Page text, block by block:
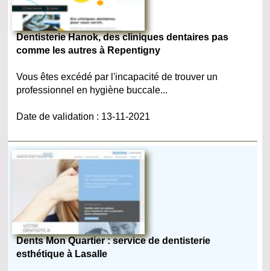
Dentisterie Hanok, des cliniques dentaires pas
comme les autres à Repentigny
Vous êtes excédé par l'incapacité de trouver un
professionnel en hygiène buccale...
Date de validation : 13-11-2021
Dents Mon Quartier : service de dentisterie
esthétique à Lasalle